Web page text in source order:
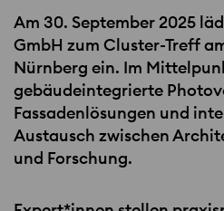
Am 30. September 2025
GmbH zum Cluster-Treff
Nürnberg ein. Im
gebäudeintegrierte
Fassadenlösungen und
Austausch zwischen
und Forschung.